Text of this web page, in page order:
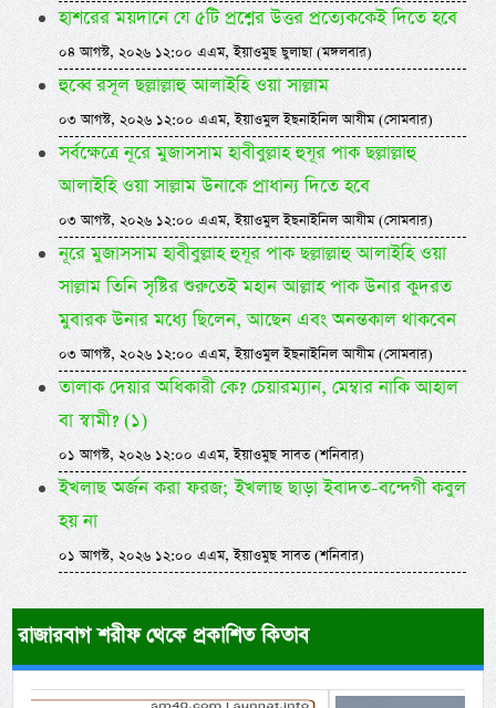
হাশরের ময়দানে যে ৫টি প্রশ্নের উত্তর প্রত্যেককেই দিতে হবে
০৪ আগস্ট, ২০২৬ ১২:০০ এএম, ইয়াওমুছ ছুলাছা (মঙ্গলবার)
হুব্বে রসূল ছল্লাল্লাহু আলাইহি ওয়া সাল্লাম
০৩ আগস্ট, ২০২৬ ১২:০০ এএম, ইয়াওমুল ইছনাইনিল আযীম (সোমবার)
সর্বক্ষেত্রে নূরে মুজাসসাম হাবীবুল্লাহ হুযূর পাক ছল্লাল্লাহু
আলাইহি ওয়া সাল্লাম উনাকে প্রাধান্য দিতে হবে
০৩ আগস্ট, ২০২৬ ১২:০০ এএম, ইয়াওমুল ইছনাইনিল আযীম (সোমবার)
নূরে মুজাসসাম হাবীবুল্লাহ হুযূর পাক ছল্লাল্লাহু আলাইহি ওয়া
সাল্লাম তিনি সৃষ্টির শুরুতেই মহান আল্লাহ পাক উনার কুদরত
মুবারক উনার মধ্যে ছিলেন, আছেন এবং অনন্তকাল থাকবেন
০৩ আগস্ট, ২০২৬ ১২:০০ এএম, ইয়াওমুল ইছনাইনিল আযীম (সোমবার)
তালাক দেয়ার অধিকারী কে? চেয়ারম্যান, মেম্বার নাকি আহাল
বা স্বামী? (১)
০১ আগস্ট, ২০২৬ ১২:০০ এএম, ইয়াওমুছ সাবত (শনিবার)
ইখলাছ অর্জন করা ফরজ; ইখলাছ ছাড়া ইবাদত-বন্দেগী কবুল
হয় না
০১ আগস্ট, ২০২৬ ১২:০০ এএম, ইয়াওমুছ সাবত (শনিবার)
রাজারবাগ শরীফ থেকে প্রকাশিত কিতাব